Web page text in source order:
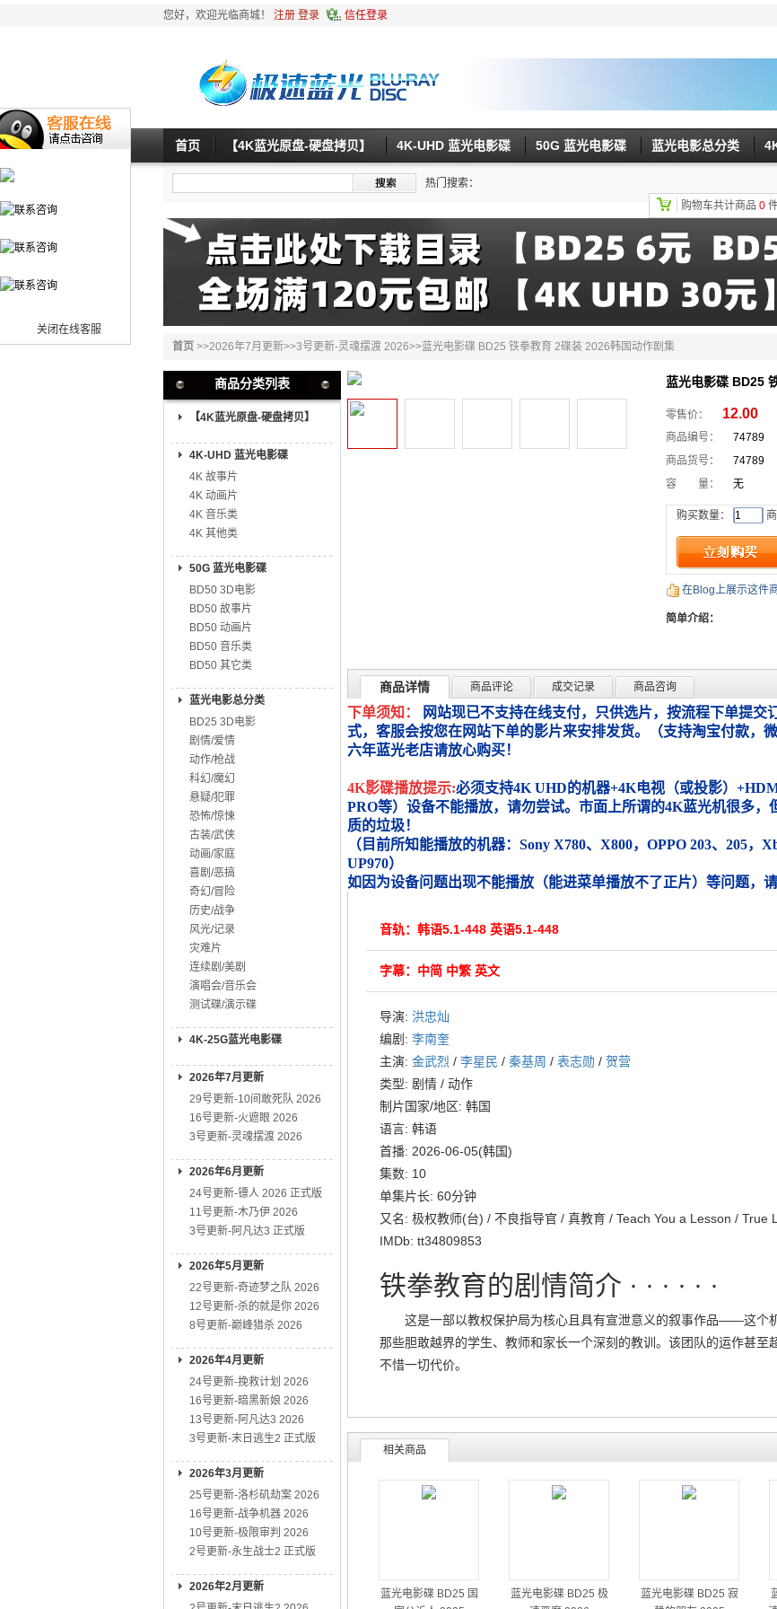
关闭在线客服
您好，欢迎光临商城！ 注册 登录 信任登录
首页 【4K蓝光原盘-硬盘拷贝】 4K-UHD 蓝光电影碟 50G 蓝光电影碟 蓝光电影总分类
热门搜索：
购物车共计商品 0
首页 >>2026年7月更新>>3号更新-灵魂摆渡 2026>>蓝光电影碟 BD25 铁拳教育 2碟装 2026韩国动作剧集
商品分类列表
【4K蓝光原盘-硬盘拷贝】
4K-UHD 蓝光电影碟
4K 故事片
4K 动画片
4K 音乐类
4K 其他类
50G 蓝光电影碟
BD50 3D电影
BD50 故事片
BD50 动画片
BD50 音乐类
BD50 其它类
蓝光电影总分类
BD25 3D电影
剧情/爱情
动作/枪战
科幻/魔幻
悬疑/犯罪
恐怖/惊悚
古装/武侠
动画/家庭
喜剧/恶搞
奇幻/冒险
历史/战争
风光/记录
灾难片
连续剧/美剧
演唱会/音乐会
测试碟/演示碟
4K-25G蓝光电影碟
2026年7月更新
29号更新-10间敢死队 2026
16号更新-火遮眼 2026
3号更新-灵魂摆渡 2026
2026年6月更新
24号更新-镖人 2026 正式版
11号更新-木乃伊 2026
3号更新-阿凡达3 正式版
2026年5月更新
22号更新-奇迹梦之队 2026
12号更新-杀的就是你 2026
8号更新-巅峰猎杀 2026
2026年4月更新
24号更新-挽救计划 2026
16号更新-暗黑新娘 2026
13号更新-阿凡达3 2026
3号更新-末日逃生2 正式版
2026年3月更新
25号更新-洛杉矶劫案 2026
16号更新-战争机器 2026
10号更新-极限审判 2026
2号更新-永生战士2 正式版
2026年2月更新
蓝光电影碟 BD25
零售价： 12.00
商品编号：
74789
商品货号：
74789
容 量：
无
购买数量：
在Blog上展示这件
简单介绍：
商品详情 商品评论 成交记录 商品咨询
下单须知：
网站现已不支持在线支付，只供选片，按流程下单提交
式，客服会按您在网站下单的影片来安排发货。（支持淘宝付款，
六年蓝光老店请放心购买！
4K影碟播放提示:必须支持4K UHD的机器+4K电视（或投影）
PRO等）设备不能播放，请勿尝试。市面上所谓的4K蓝光机很多
质的垃圾！
（目前所知能播放的机器：Sony X780、X800，OPPO 203、205，
UP970）
如因为设备问题出现不能播放（能进菜单播放不了正片）等问题，请
音轨：韩语5.1-448 英语5.1-448
字幕：中简 中繁 英文
导演: 洪忠灿
编剧: 李南奎
主演: 金武烈 / 李星民 / 秦基周 / 表志勋 / 贺营
类型: 剧情 / 动作
制片国家/地区: 韩国
语言: 韩语
首播: 2026-06-05(韩国)
集数: 10
单集片长: 60分钟
又名: 极权教师(台) / 不良指导官 / 真教育 / Teach You a Lesson / True
IMDb: tt34809853
铁拳教育的剧情简介 · · · · · ·
这是一部以教权保护局为核心且具有宣泄意义的叙事作品——这个
那些胆敢越界的学生、教师和家长一个深刻的教训。该团队的运作甚至
不惜一切代价。
相关商品
蓝光电影碟 BD25 国
蓝光电影碟 BD25 极
蓝光电影碟 BD25 寂